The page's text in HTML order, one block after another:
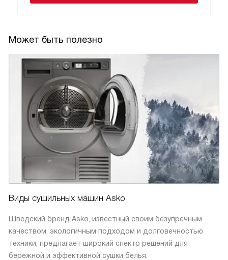
Может быть полезно
Виды сушильных машин Asko
Шведский бренд Asko, известный своим безупречным
качеством, экологичным подходом и долговечностью
техники, предлагает широкий спектр решений для
бережной и эффективной сушки белья.